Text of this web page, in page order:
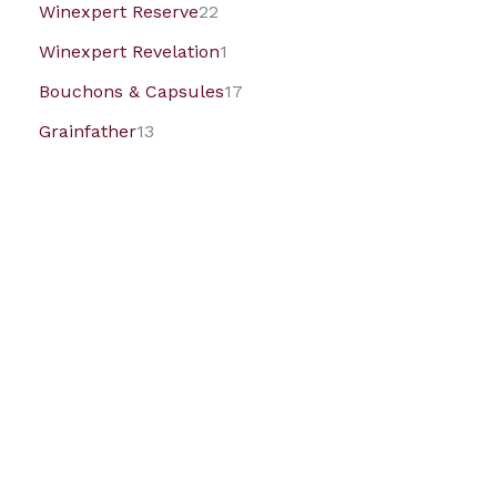
Winexpert Reserve22
Winexpert Revelation1
Bouchons & Capsules17
Grainfather13